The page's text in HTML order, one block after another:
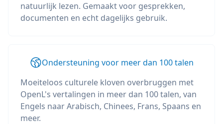
natuurlijk lezen. Gemaakt voor gesprekken,
documenten en echt dagelijks gebruik.
Ondersteuning voor meer dan 100 talen
Moeiteloos culturele kloven overbruggen met
OpenL's vertalingen in meer dan 100 talen, van
Engels naar Arabisch, Chinees, Frans, Spaans en
meer.